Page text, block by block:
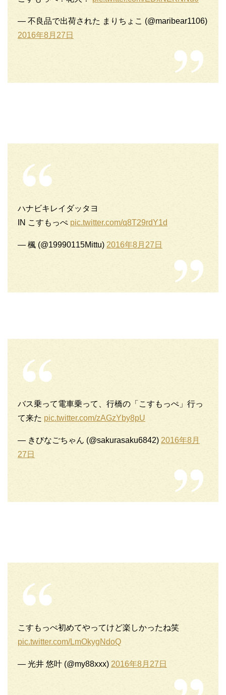
— 不良品で出荷された まりちょこ (@maribear1106)
2016年8月27日
ハナビキレイダッタヨ
IN こすもっぺ pic.twitter.com/q8T29rdY1d
— 楓 (@19990115Mittu) 2016年8月27日
バス乗って電車乗って、行橋の「こすもっぺ」行っ
て来た pic.twitter.com/zAGzYby8pU
— きびなごちゃん (@sakurasaku6842) 2016年8月
27日
こすもっぺ初めてやってけど楽しかったね笑
pic.twitter.com/LmOkygNdoQ
— 光井 悠叶 (@my88xxx) 2016年8月27日